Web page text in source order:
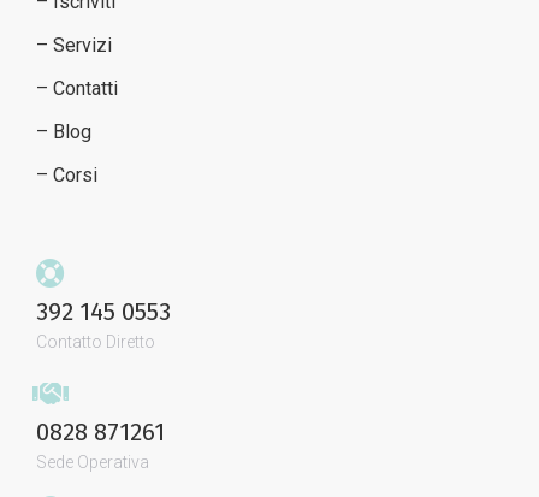
– Servizi
– Contatti
– Blog
– Corsi
392 145 0553
Contatto Diretto
0828 871261
Sede Operativa